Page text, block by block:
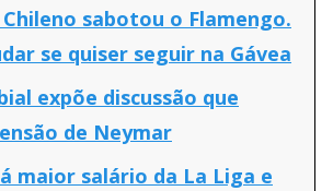
sabotou o Flamengo.
se quiser seguir na Gávea
expõe discussão que
de Neymar
maior salário da La Liga e